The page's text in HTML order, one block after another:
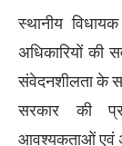
स्थानीय
अधिकारियों की
संवेदनशीलता के
सरकार की
आवश्यकताओं एवं